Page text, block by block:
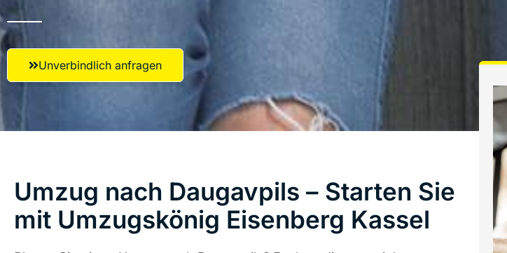
Unverbindlich anfragen
Umzug nach Daugavpils – Starten Sie
mit Umzugskönig Eisenberg Kassel